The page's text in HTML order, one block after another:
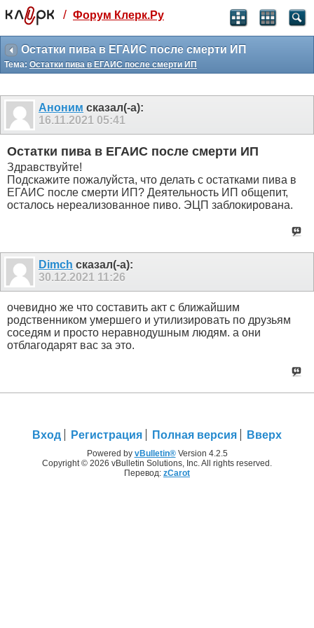
Святые угодники, Клерк без рекламы
прекрасен:)
месяц
3 месяца
259
₽
-10%
499 ₽
-15%
Отмена Оплатить
/ Форум Клерк.Ру
Остатки пива в ЕГАИС после смерти ИП
Тема: Остатки пива в ЕГАИС после смерти ИП
Аноним сказал(-а):
16.11.2021 05:41
Остатки пива в ЕГАИС после смерти ИП
Здравствуйте!
Подскажите пожалуйста, что делать с остатками пива в
ЕГАИС после смерти ИП? Деятельность ИП общепит,
осталось нереализованное пиво. ЭЦП заблокирована.
Dimch сказал(-а):
30.12.2021 11:26
очевидно же что составить акт с ближайшим
родственником умершего и утилизировать по друзьям
соседям и просто неравнодушным людям. а они
отблагодарят вас за это.
Вход Регистрация Полная версия Вверх
Powered by vBulletin®Version 4.2.5
Copyright © 2026 vBulletin Solutions, Inc. All rights reserved.
Перевод: zCarot